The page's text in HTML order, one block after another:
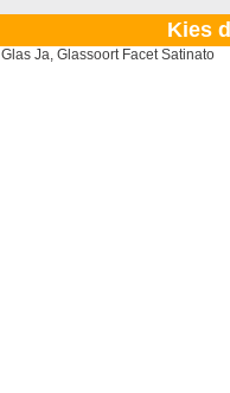
Kies
Ja, Glassoort Facet Satinato